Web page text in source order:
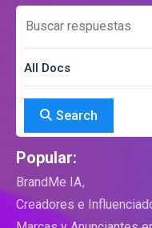
All Docs
Search
Popular:
BrandMe IA
Creadores e